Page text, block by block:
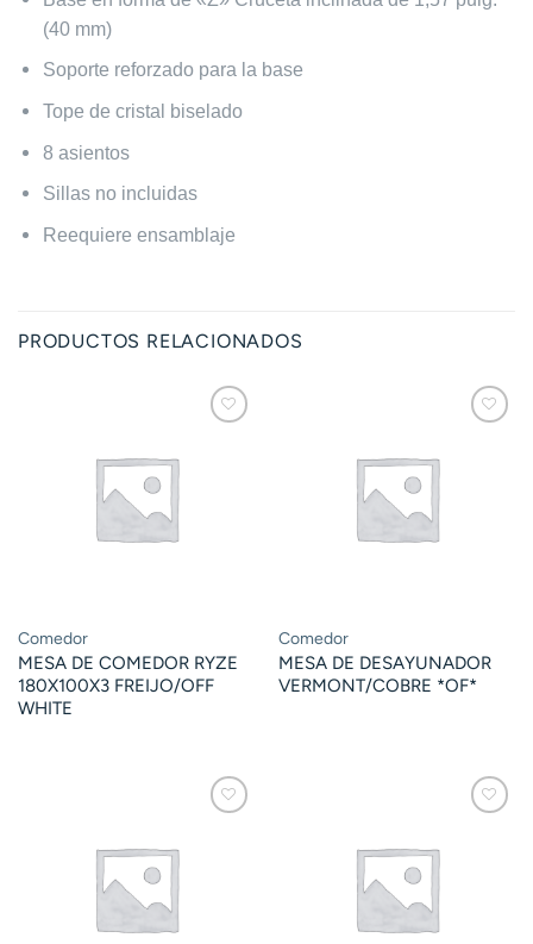
(40 mm)
Soporte reforzado para la base
Tope de cristal biselado
8 asientos
Sillas no incluidas
Reequiere ensamblaje
PRODUCTOS RELACIONADOS
Comedor
MESA DE COMEDOR RYZE
180X100X3 FREIJO/OFF
WHITE
Comedor
MESA DE DESAYUNADOR
VERMONT/COBRE *OF*